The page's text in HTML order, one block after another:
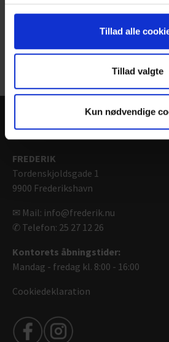
Tillad alle
Tillad valgte
Kun nødvendige
Tilbage
Kontakt
FREDERIK
Tordenskjoldsgade 1
9900 Frederikshavn
✉ Mail: info@frederik.nu
✆ Telefon: 25 27 12 26
Kontorets åbningstider:
Mandag - fredag kl. 8:00 - 16:00
Cookiedeklaration